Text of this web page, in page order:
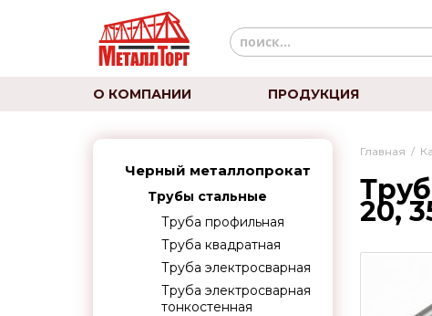
О КОМПАНИИ ПРОДУКЦИЯ
Черный металлопрокат
Трубы стальные
Труба профильная
Труба квадратная
Труба электросварная
Труба электросварная
тонкостенная
Главная /
20,